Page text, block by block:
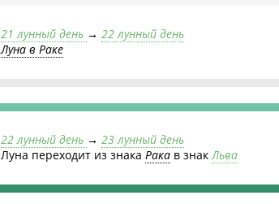
21 лунный день → 22 лунный день
Луна в Раке
22 лунный день → 23 лунный день
Луна переходит из знака Рака в знакЛьва